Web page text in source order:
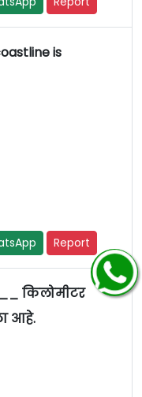
is
Report
किलोमीटर
आहे.